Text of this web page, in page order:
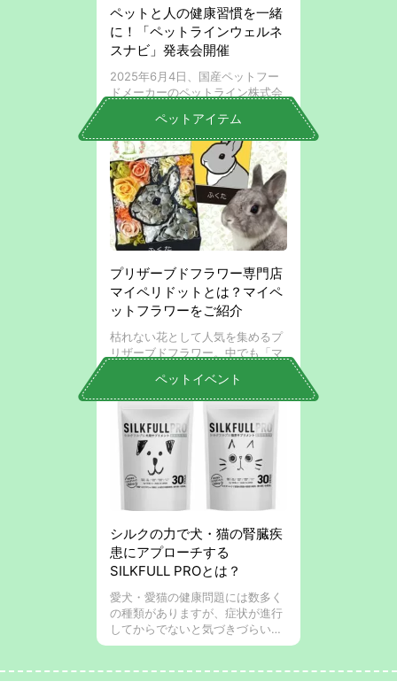
ペットと人の健康習慣を一緒
に！「ペットラインウェルネ
スナビ」発表会開催
2025年6月4日、国産ペットフー
ドメーカーのペットライン株式会
ジオにて「ペットライン新アプリ
説明会および新習慣『わん暦・に
ゃん暦 祝い』発表イベント」を開
催しました。 ...
ペットアイテム
プリザーブドフラワー専門店
マイペリドットとは？マイペ
ットフラワーをご紹介
枯れない花として人気を集めるプ
リザーブドフラワー。中でも「マ
は、その繊細なデザインと豊富な
ラインナップで多くのファンを持
つ専門店です。 大切な人への贈り
物や、自宅 ...
ペットイベント
シルクの力で犬・猫の腎臓疾
患にアプローチする
SILKFULL PROとは？
愛犬・愛猫の健康問題には数多く
の種類がありますが、症状が進行
してからでないと気づきづらい腎
臓病。 特に猫は水分補給をする頻
く、気づいたときにはすでに症状